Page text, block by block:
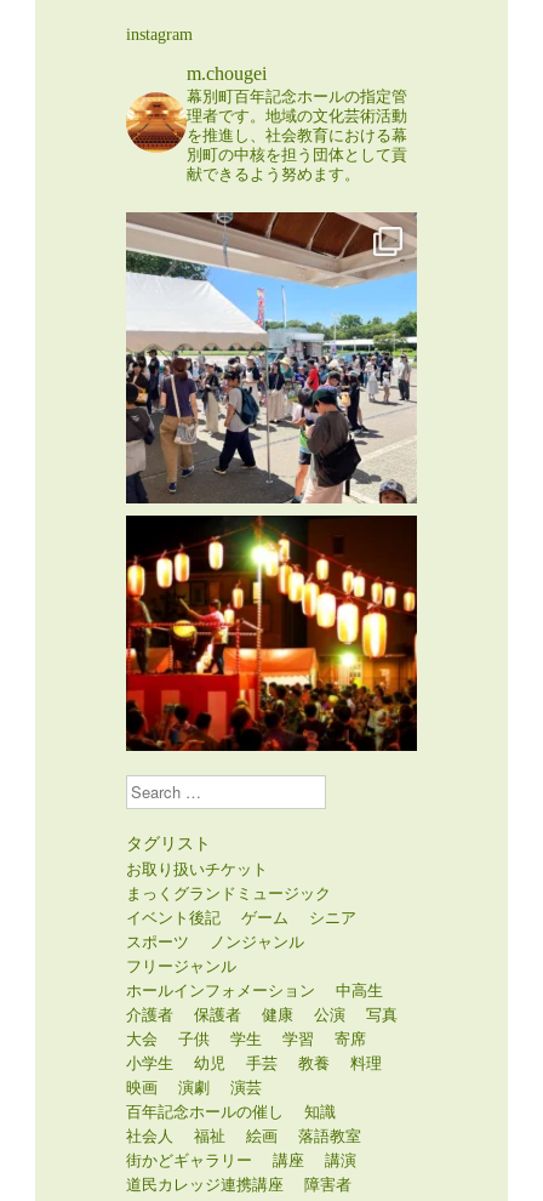
instagram
m.chougei
幕別町百年記念ホールの指定管
理者です。地域の文化芸術活動
を推進し、社会教育における幕
別町の中核を担う団体として貢
献できるよう努めます。
Search
タグリスト
お取り扱いチケット
まっくグランドミュージック
イベント後記
ゲーム
シニア
スポーツ
ノンジャンル
フリージャンル
ホールインフォメーション
中高生
介護者
保護者 健康 公演
写真
大会
子供 学生 学習
寄席
小学生
幼児 手芸 教養
料理
映画
演劇
演芸
百年記念ホールの催し
知識
社会人
福祉 絵画
落語教室
街かどギャラリー
講座
講演
道民カレッジ連携講座
障害者